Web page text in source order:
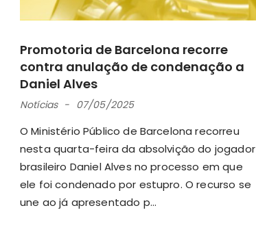
Promotoria de Barcelona recorre
contra anulação de condenação a
Daniel Alves
Notícias 07/05/2025
O Ministério Público de Barcelona recorreu
nesta quarta-feira da absolvição do jogador
brasileiro Daniel Alves no processo em que
ele foi condenado por estupro. O recurso se
une ao já apresentado p...